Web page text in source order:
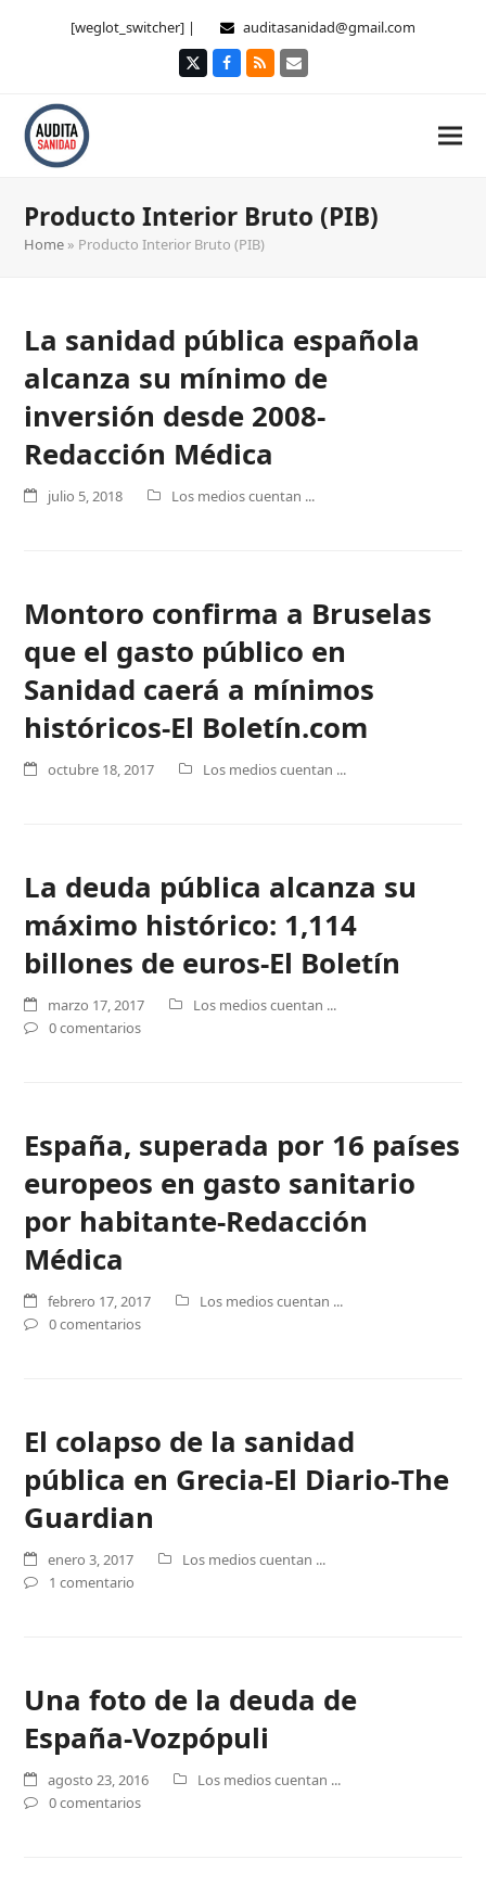
[weglot_switcher] | auditasanidad@gmail.com
TwitterFacebook
RSS Correo
Producto Interior Bruto (PIB)
Home » Producto Interior Bruto (PIB)
La sanidad pública española
alcanza su mínimo de
inversión desde 2008-
Redacción Médica
julio 5, 2018 Los medios cuentan ...
Montoro confirma a Bruselas
que el gasto público en
Sanidad caerá a mínimos
históricos-El Boletín.com
octubre 18, 2017 Los medios cuentan ...
La deuda pública alcanza su
máximo histórico: 1,114
billones de euros-El Boletín
marzo 17, 2017
Los medios cuentan ...
0 comentarios
España, superada por 16 países
europeos en gasto sanitario
por habitante-Redacción
Médica
febrero 17, 2017
Los medios cuentan ...
0 comentarios
El colapso de la sanidad
pública en Grecia-El Diario-The
Guardian
enero 3, 2017
Los medios cuentan ...
1 comentario
Una foto de la deuda de
España-Vozpópuli
agosto 23, 2016
Los medios cuentan ...
0 comentarios